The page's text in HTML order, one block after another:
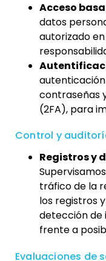
Acceso
datos
autorizado
contraseñas
(2FA), para
Control y
Registros y
tráfico de la
los registros
detección de
frente a
Evaluaciones de